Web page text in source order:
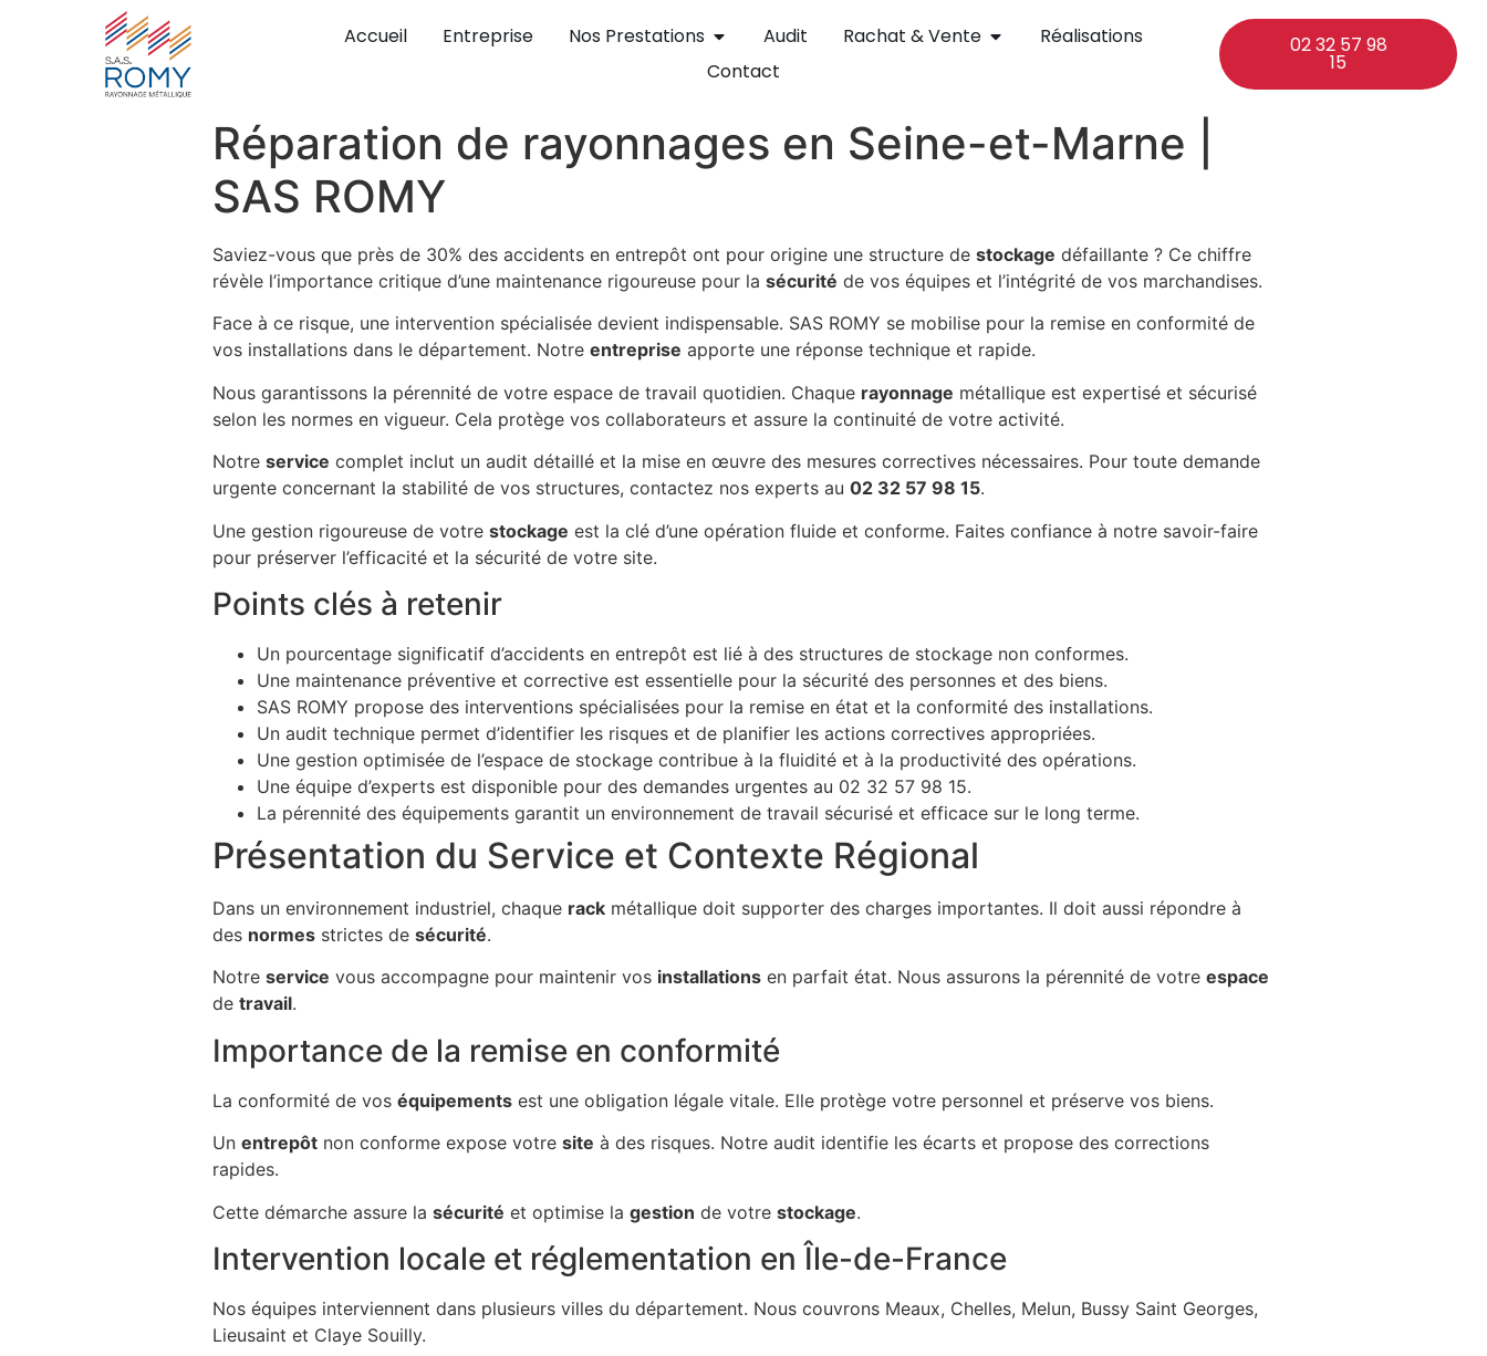
Accueil Entreprise Nos Prestations Audit Rachat & Vente
Réalisations
Contact
02 32 57 98
15
Réparation de rayonnages en Seine-et-Marne |
SAS ROMY
Saviez-vous que près de 30% des accidents en entrepôt ont pour origine une structure de stockage défaillante ? Ce chiffre
révèle l’importance critique d’une maintenance rigoureuse pour la sécurité de vos équipes et l’intégrité de vos marchandises.
Face à ce risque, une intervention spécialisée devient indispensable. SAS ROMY se mobilise pour la remise en conformité de
vos installations dans le département. Notre entreprise apporte une réponse technique et rapide.
Nous garantissons la pérennité de votre espace de travail quotidien. Chaque rayonnage métallique est expertisé et sécurisé
selon les normes en vigueur. Cela protège vos collaborateurs et assure la continuité de votre activité.
Notre service complet inclut un audit détaillé et la mise en œuvre des mesures correctives nécessaires. Pour toute demande
urgente concernant la stabilité de vos structures, contactez nos experts au 02 32 57 98 15.
Une gestion rigoureuse de votre stockage est la clé d’une opération fluide et conforme. Faites confiance à notre savoir-faire
pour préserver l’efficacité et la sécurité de votre site.
Points clés à retenir
Un pourcentage significatif d’accidents en entrepôt est lié à des structures de stockage non conformes.
Une maintenance préventive et corrective est essentielle pour la sécurité des personnes et des biens.
SAS ROMY propose des interventions spécialisées pour la remise en état et la conformité des installations.
Un audit technique permet d’identifier les risques et de planifier les actions correctives appropriées.
Une gestion optimisée de l’espace de stockage contribue à la fluidité et à la productivité des opérations.
Une équipe d’experts est disponible pour des demandes urgentes au 02 32 57 98 15.
La pérennité des équipements garantit un environnement de travail sécurisé et efficace sur le long terme.
Présentation du Service et Contexte Régional
Dans un environnement industriel, chaque rack métallique doit supporter des charges importantes. Il doit aussi répondre à
des normes strictes de sécurité.
Notre service vous accompagne pour maintenir vos installations en parfait état. Nous assurons la pérennité de votre espace
de travail.
Importance de la remise en conformité
La conformité de vos équipements est une obligation légale vitale. Elle protège votre personnel et préserve vos biens.
Un entrepôt non conforme expose votre site à des risques. Notre audit identifie les écarts et propose des corrections
rapides.
Cette démarche assure la sécurité et optimise la gestion de votre stockage.
Intervention locale et réglementation en Île-de-France
Nos équipes interviennent dans plusieurs villes du département. Nous couvrons Meaux, Chelles, Melun, Bussy Saint Georges,
Lieusaint et Claye Souilly.